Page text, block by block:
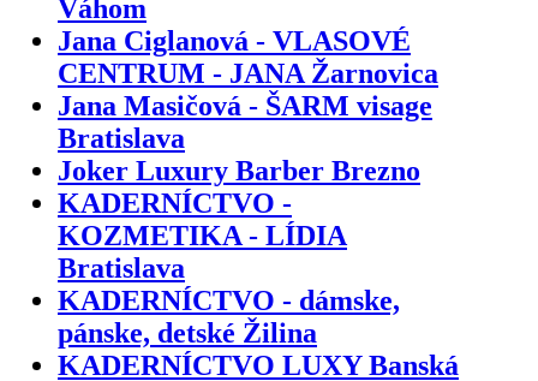
Váhom
Jana Ciglanová - VLASOVÉ
CENTRUM - JANA Žarnovica
Jana Masičová - ŠARM visage
Bratislava
Joker Luxury Barber Brezno
KADERNÍCTVO -
KOZMETIKA - LÍDIA
Bratislava
KADERNÍCTVO - dámske,
pánske, detské Žilina
KADERNÍCTVO LUXY Banská